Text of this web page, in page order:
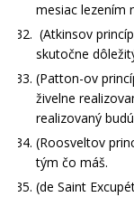
mesiac lezením
(Atkinsov
skutočne
(Patton-ov
živelne
realizovaný
(Roosveltov
tým čo máš.
(de Saint